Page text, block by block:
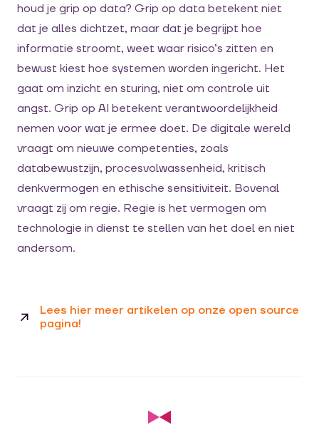
houd je grip op data? Grip op data betekent niet
dat je alles dichtzet, maar dat je begrijpt hoe
informatie stroomt, weet waar risico’s zitten en
bewust kiest hoe systemen worden ingericht. Het
gaat om inzicht en sturing, niet om controle uit
angst. Grip op AI betekent verantwoordelijkheid
nemen voor wat je ermee doet. De digitale wereld
vraagt om nieuwe competenties, zoals
databewustzijn, procesvolwassenheid, kritisch
denkvermogen en ethische sensitiviteit. Bovenal
vraagt zij om regie. Regie is het vermogen om
technologie in dienst te stellen van het doel en niet
andersom.
Lees hier meer artikelen op onze open source
pagina!